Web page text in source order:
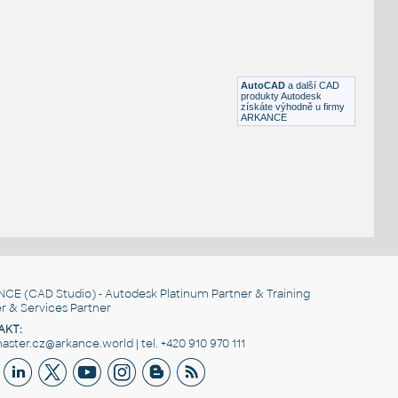
AutoCAD a další CAD
produkty Autodesk
získáte výhodně u firmy
ARKANCE
(CAD Studio) - Autodesk Platinum Partner & Training
& Services Partner
| tel. +420 910 970 111